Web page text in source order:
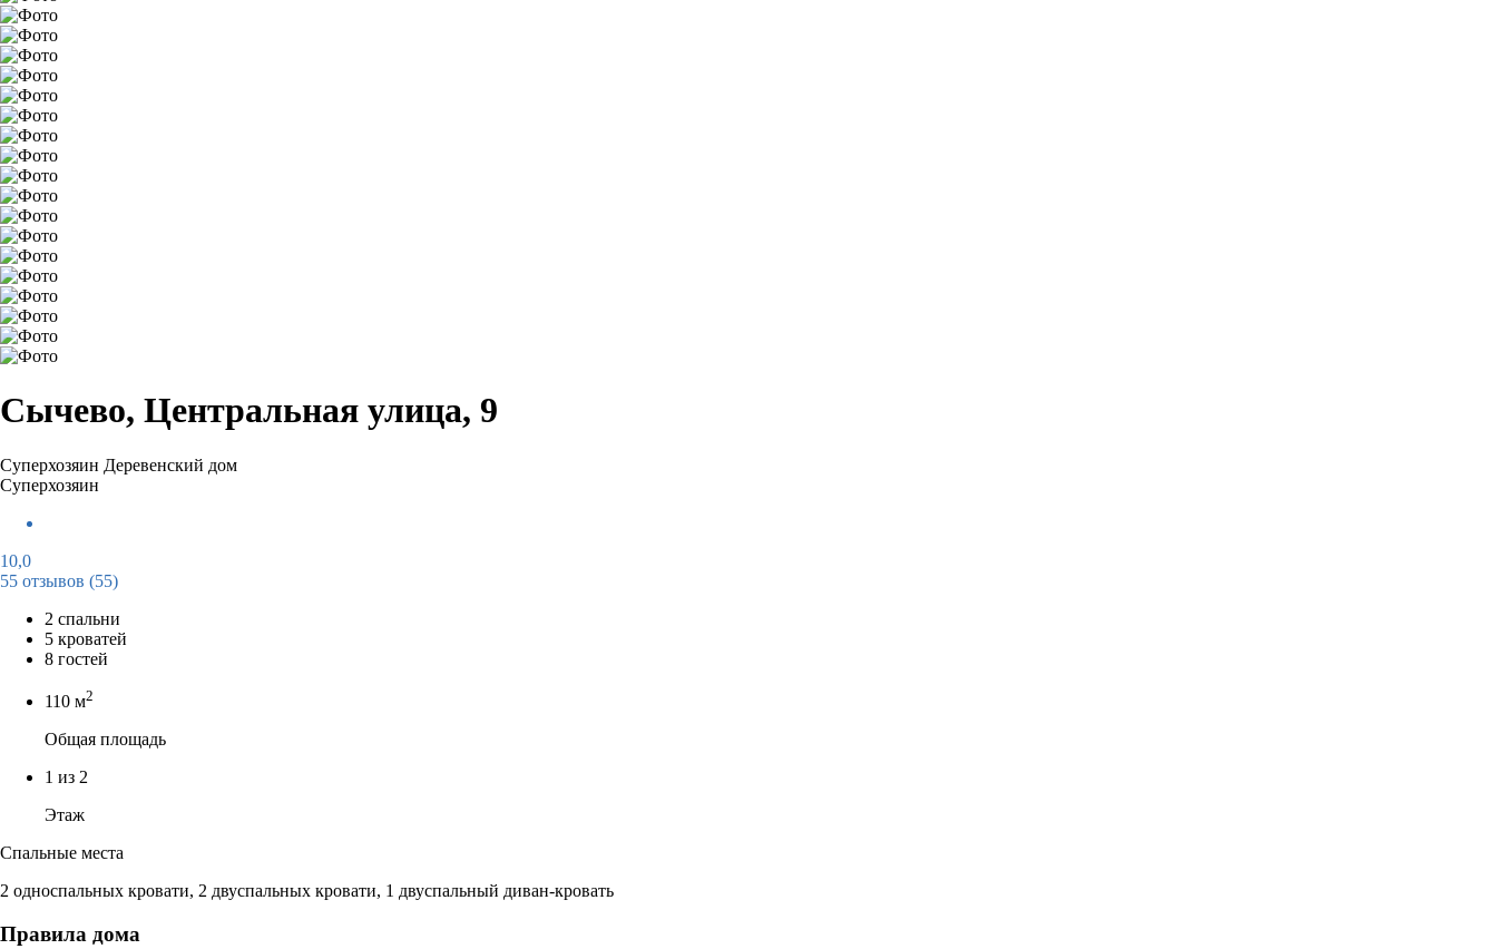
Сычево, Центральная улица, 9
Суперхозяин Деревенский дом
Суперхозяин
10,0
55 отзывов (55)
2 спальни
5 кроватей
8 гостей
110 м2
Общая площадь
1 из 2
Этаж
Спальные места
2 односпальных кровати, 2 двуспальных кровати, 1 двуспальный диван-кровать
Правила дома